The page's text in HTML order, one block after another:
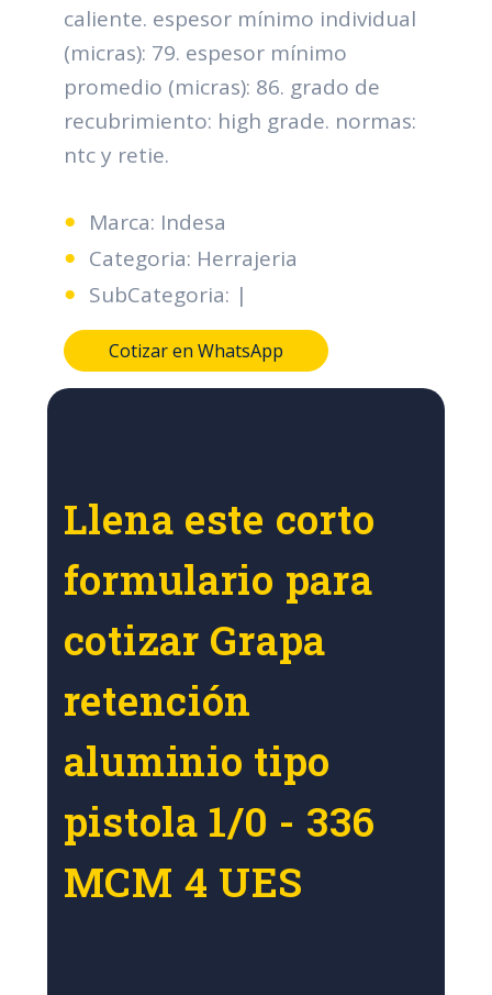
caliente. espesor mínimo individual
(micras): 79. espesor mínimo
promedio (micras): 86. grado de
recubrimiento: high grade. normas:
ntc y retie.
Marca: Indesa
Categoria: Herrajeria
SubCategoria: |
Cotizar en WhatsApp
Llena este corto
formulario para
cotizar Grapa
retención
aluminio tipo
pistola 1/0 - 336
MCM 4 UES